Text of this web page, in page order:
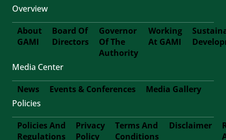
Overview
Footer
About
GAMI
Board Of
Directors
Governor
Of The
Authority
Working
At GAMI
Media Center
Footer-
Second
News Events & Conferences
Media Gallery
Policies
Policies And
Regulations
Privacy
Policy
Terms And
Conditions
Disclaimer